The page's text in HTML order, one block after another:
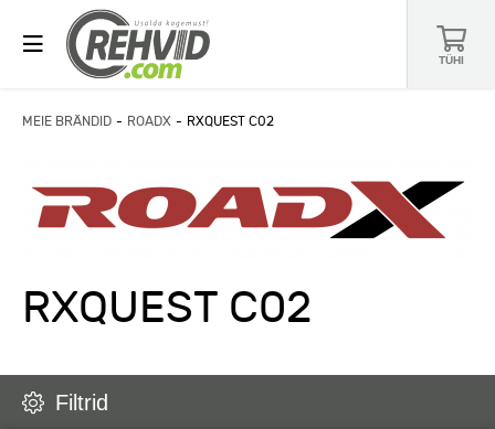
TÜHI
MEIE BRÄNDID ROADX RXQUEST C02
RXQUEST C02
Filtrid